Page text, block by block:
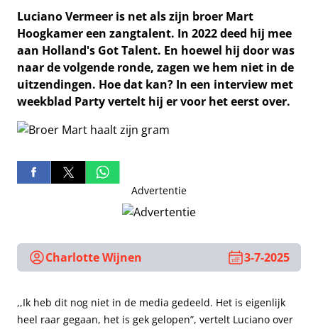
Luciano Vermeer is net als zijn broer Mart
Hoogkamer een zangtalent. In 2022 deed hij mee
aan Holland's Got Talent. En hoewel hij door was
naar de volgende ronde, zagen we hem niet in de
uitzendingen. Hoe dat kan? In een interview met
weekblad Party vertelt hij er voor het eerst over.
Advertentie
Charlotte Wijnen 3-7-2025
,,Ik heb dit nog niet in de media gedeeld. Het is eigenlijk
heel raar gegaan, het is gek gelopen”, vertelt Luciano over